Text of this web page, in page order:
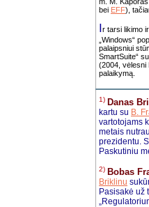
bei EFF),
Ir tarsi likimo
„Windows“
palaipsniui
SmartSuite“
(2004, vėlesni
palaikymą.
1) Danas
kartu su B.
vartotojams
metais
prezidentu.
Paskutiniu
2) Bobas
Briklinu
Pasisakė už